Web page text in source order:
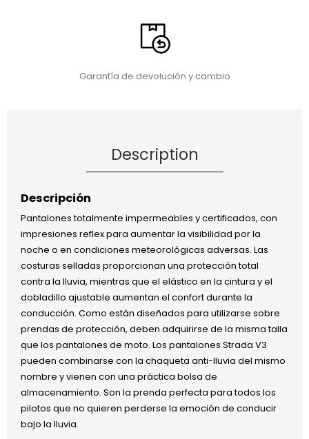
Garantía de devolución y cambio
Description
Descripción
Pantalones totalmente impermeables y certificados, con
impresiones reflex para aumentar la visibilidad por la
noche o en condiciones meteorológicas adversas. Las
costuras selladas proporcionan una protección total
contra la lluvia, mientras que el elástico en la cintura y el
dobladillo ajustable aumentan el confort durante la
conducción. Como están diseñados para utilizarse sobre
prendas de protección, deben adquirirse de la misma talla
que los pantalones de moto. Los pantalones Strada V3
pueden combinarse con la chaqueta anti-lluvia del mismo
nombre y vienen con una práctica bolsa de
almacenamiento. Son la prenda perfecta para todos los
pilotos que no quieren perderse la emoción de conducir
bajo la lluvia.